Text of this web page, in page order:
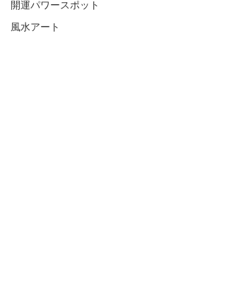
開運パワースポット
風水アート